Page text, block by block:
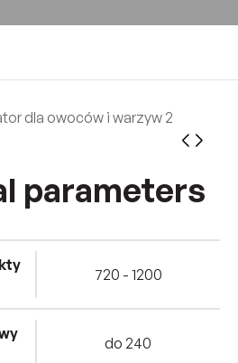
parameters
720 - 1200
do 240